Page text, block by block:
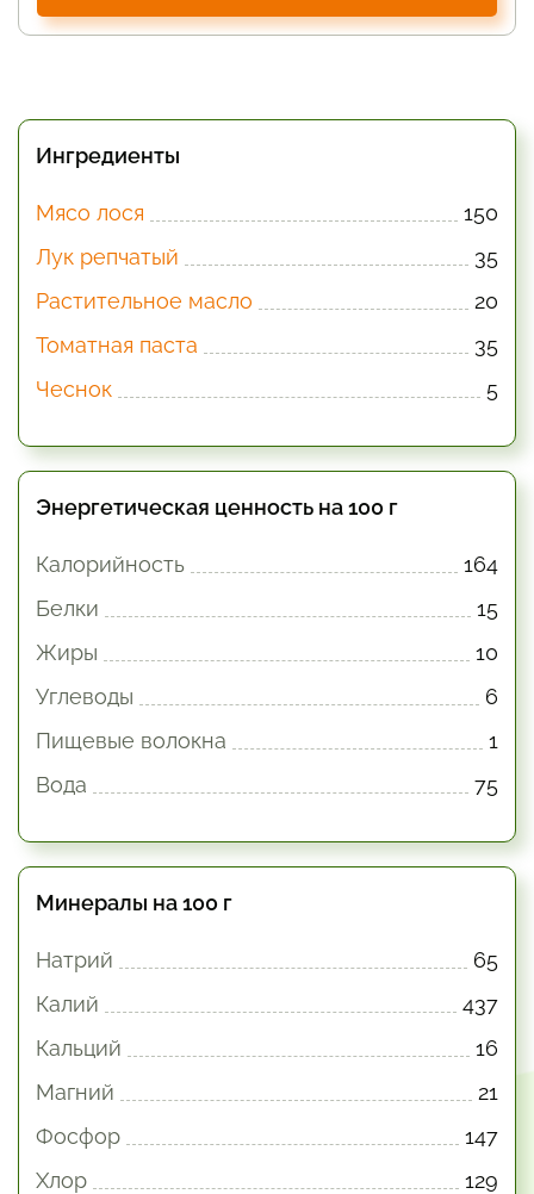
Ингредиенты
Мясо лося
150
Лук репчатый
35
Растительное масло
20
Томатная паста
35
Чеснок
5
Энергетическая ценность на 100 г
Калорийность
164
Белки
15
Жиры
10
Углеводы
6
Пищевые волокна
1
Вода
75
Минералы на 100 г
Натрий
65
Калий
437
Кальций
16
Магний
21
Фосфор
147
Хлор
129